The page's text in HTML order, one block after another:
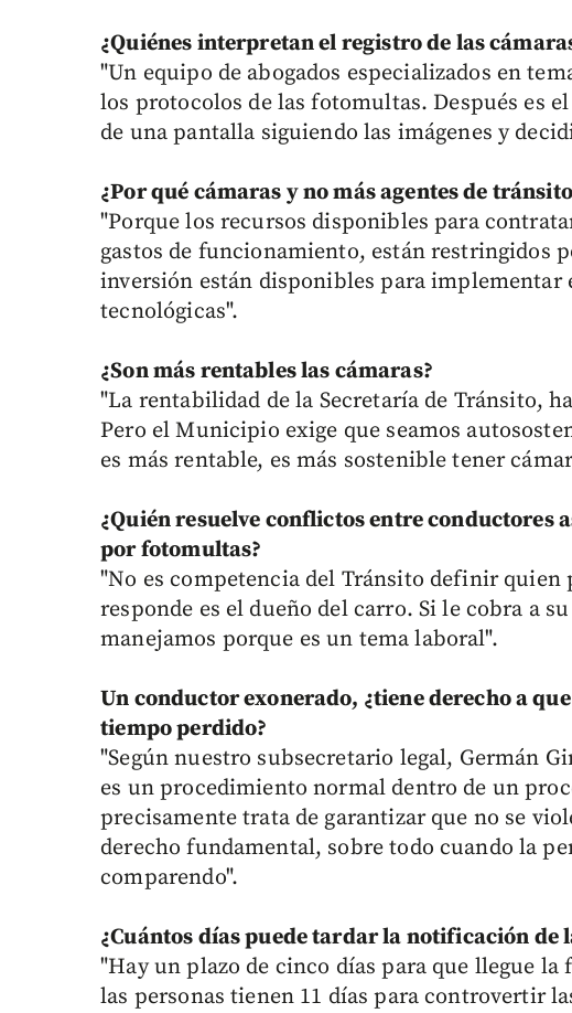
¿Quiénes interpretan el registro de las
"Un equipo de abogados especializados en
los protocolos de las fotomultas. Después es
de una pantalla siguiendo las imágenes y
¿Por qué cámaras y no más agentes de
"Porque los recursos disponibles para
gastos de funcionamiento, están restringidos
inversión están disponibles para implementar
tecnológicas".
¿Son más rentables las cámaras?
"La rentabilidad de la Secretaría de Tránsito,
Pero el Municipio exige que seamos
es más rentable, es más sostenible tener
¿Quién resuelve conflictos entre conductores
por fotomultas?
"No es competencia del Tránsito definir quien
responde es el dueño del carro. Si le cobra a
manejamos porque es un tema laboral".
Un conductor exonerado, ¿tiene derecho a
tiempo perdido?
"Según nuestro subsecretario legal, Germán
es un procedimiento normal dentro de un
precisamente trata de garantizar que no se
derecho fundamental, sobre todo cuando la
comparendo".
¿Cuántos días puede tardar la notificación de
"Hay un plazo de cinco días para que llegue
las personas tienen 11 días para controvertir